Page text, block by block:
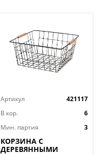
Артикул
421117
В кор.
6
Мин. партия
3
КОРЗИНА С
ДЕРЕВЯННЫМИ